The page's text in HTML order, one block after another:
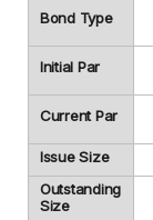
Bond Type
Initial Par
Current Par
Issue Size
Outstanding
Size